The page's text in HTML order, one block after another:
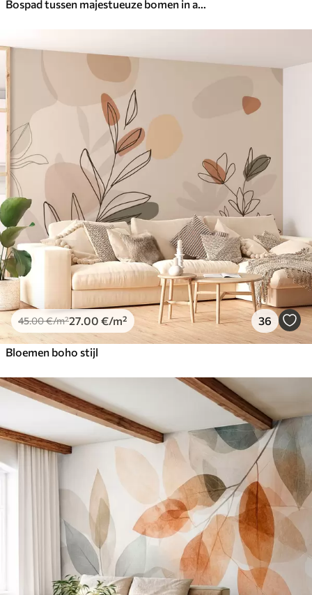
45.00€/m²27 .00 €/m² 36
Bloemen boho stijl